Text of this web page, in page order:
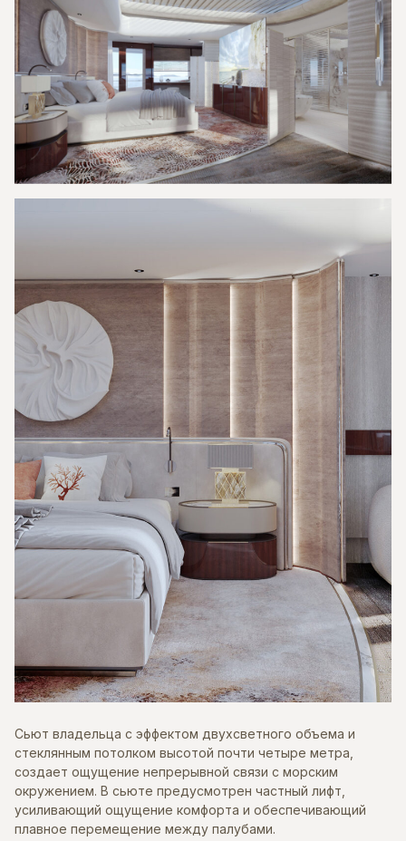
Сьют владельца с эффектом двухсветного объема и
стеклянным потолком высотой почти четыре метра,
создает ощущение непрерывной связи с морским
окружением. В сьюте предусмотрен частный лифт,
усиливающий ощущение комфорта и обеспечивающий
плавное перемещение между палубами.